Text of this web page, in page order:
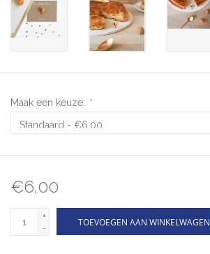
Maak een keuze: *
€6,00
+
-
TOEVOEGEN AAN WINKELWAGEN